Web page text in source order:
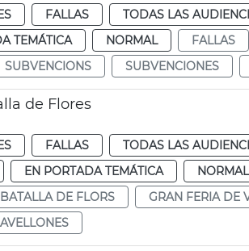
FALLAS TODAS LAS
TEMÁTICA NORMAL FALLAS
SUBVENCIONS SUBVENCIONES
de Flores
FALLAS TODAS LAS
EN PORTADA TEMÁTICA NORMAL
BATALLA DE FLORS GRAN FERIA DE